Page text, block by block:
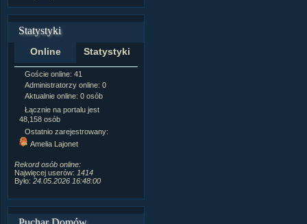
Statystyki
Online Statystyki
Goście online: 41
Administratorzy online: 0
Aktualnie online: 0 osób
Łącznie na portalu jest
48,158 osób
Ostatnio zarejestrowany:
Amelia Lajonet
Rekord osób online:
Najwięcej userów: 1414
Było: 24.05.2026 16:48:00